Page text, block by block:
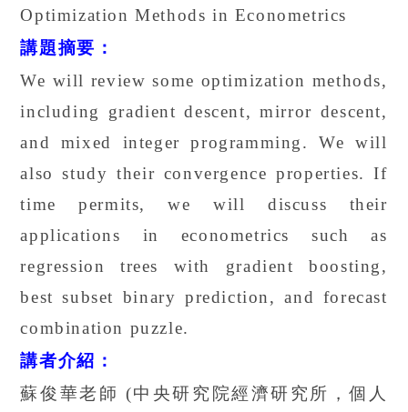
Optimization Methods in Econometrics
講題摘要：
We will review some optimization methods,
including gradient descent, mirror descent,
and mixed integer programming. We will
also study their convergence properties. If
time permits, we will discuss their
applications in econometrics such as
regression trees with gradient boosting,
best subset binary prediction, and forecast
combination puzzle.
講者介紹：
蘇俊華老師 (中央研究院經濟研究所，個人